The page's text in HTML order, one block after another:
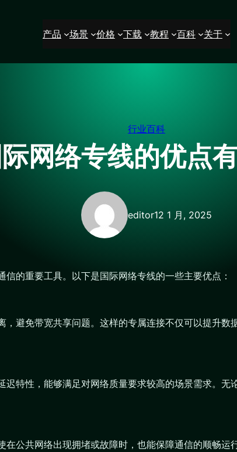
产品 场景 价格 下载 教程 百科 关于
行业百科
网络专线的优点
editor12 1 月, 2025
的重要工具。以下是国际网络专线的一些主要优点：
避免带宽共享问题。这样的专属连接不仅可以提升
特性，能够满足对网络质量要求较高的场景需求。
公共网络出现拥堵或故障时，也能保障通信的顺畅